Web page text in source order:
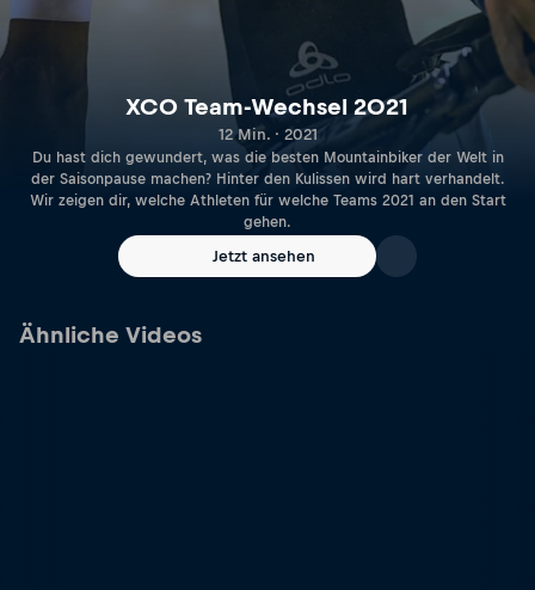
XCO Team-Wechsel 2021
12 Min. · 2021
Du hast dich gewundert, was die besten Mountainbiker der Welt in
der Saisonpause machen? Hinter den Kulissen wird hart verhandelt.
Wir zeigen dir, welche Athleten für welche Teams 2021 an den Start
gehen.
Jetzt ansehen
Ähnliche Videos